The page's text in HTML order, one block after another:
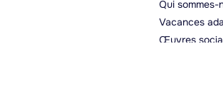
Qui sommes-
Vacances
Œuvres